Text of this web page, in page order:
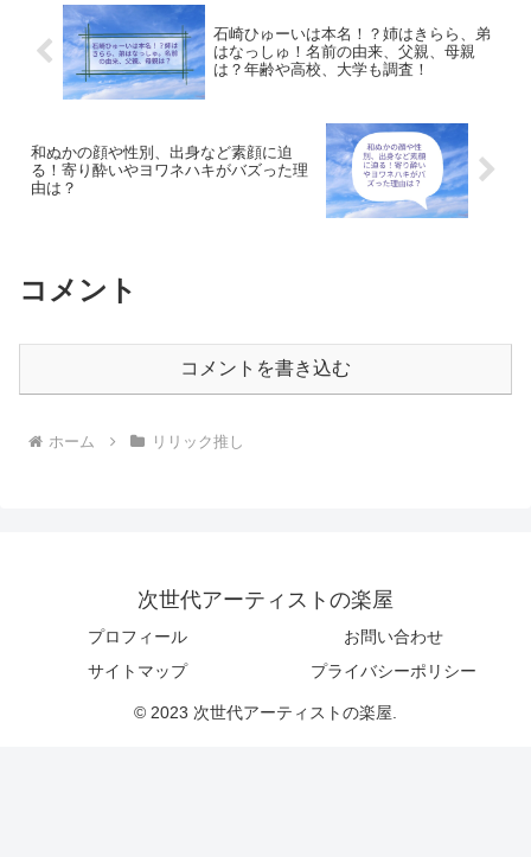
石崎ひゅーいは本名！？姉はきらら、弟
はなっしゅ！名前の由来、父親、母親
は？年齢や高校、大学も調査！
和ぬかの顔や性別、出身など素顔に迫
る！寄り酔いやヨワネハキがバズった理
由は？
コメント
コメントを書き込む
ホーム リリック推し
次世代アーティストの楽屋
プロフィール
お問い合わせ
サイトマップ
プライバシーポリシー
© 2023 次世代アーティストの楽屋.